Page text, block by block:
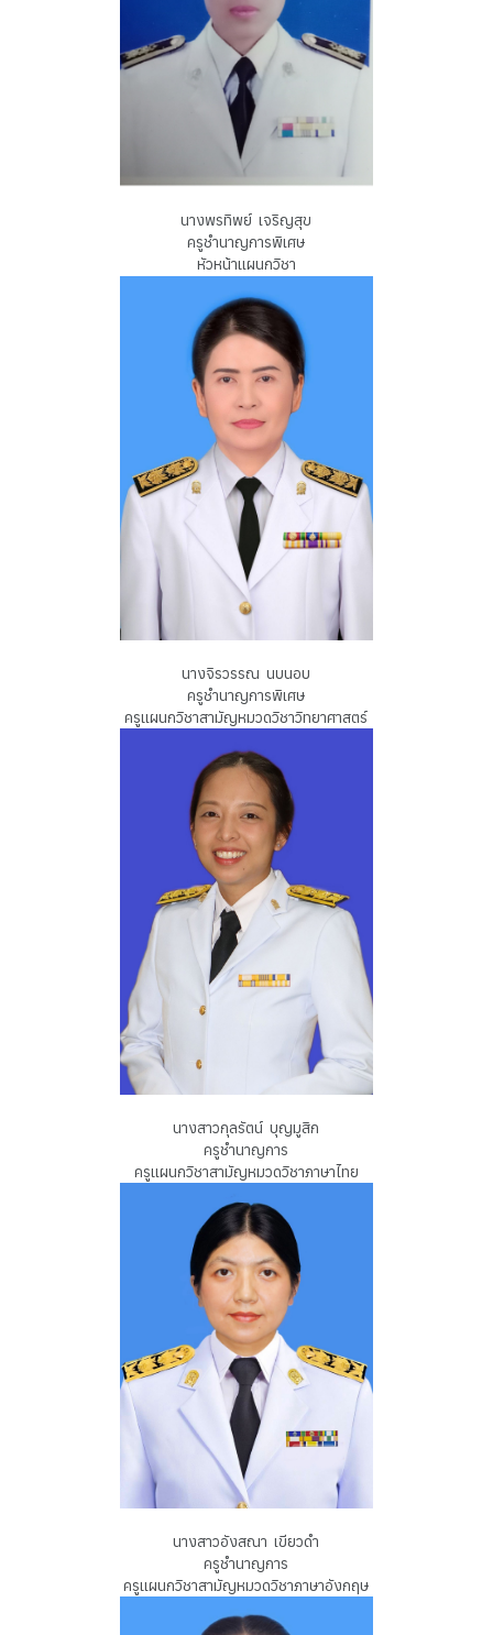
นางพรทิพย์ เจริญสุข
ครูชำนาญการพิเศษ
หัวหน้าแผนกวิชา
นางจิรวรรณ นบนอบ
ครูชำนาญการพิเศษ
ครูแผนกวิชาสามัญหมวดวิชาวิทยาศาสตร์
นางสาวกุลรัตน์ บุญมูสิก
ครูชำนาญการ
ครูแผนกวิชาสามัญหมวดวิชาภาษาไทย
นางสาวอังสณา เขียวดำ
ครูชำนาญการ
ครูแผนกวิชาสามัญหมวดวิชาภาษาอังกฤษ